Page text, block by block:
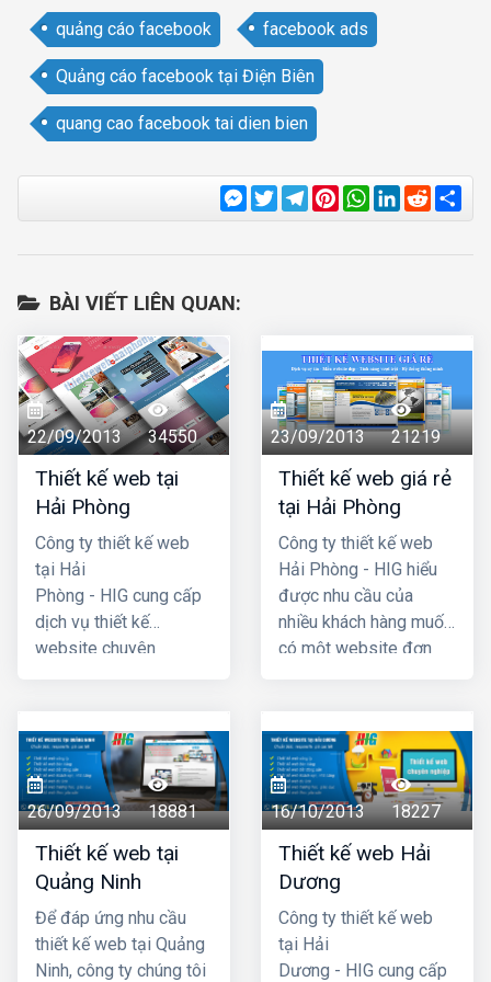
quảng cáo facebook facebook ads
Quảng cáo facebook tại Điện Biên
quang cao facebook tai dien bien
Messenger
TwitterTelegram
Pinterest
WhatsApp
LinkedIn
Reddit
BÀI VIẾT LIÊN QUAN:
22/09/2013 34550
Thiết kế web tại
Hải Phòng
Công ty thiết kế web
tại Hải
Phòng - HIG cung cấp
dịch vụ thiết kế
website chuyên
kế web hợp lý, giá cả
cạnh tranh nhất. Công
ty chúng tôi có đội ngũ
lập trình nhiều kinh
nhgiệm, đội ngũ tư vấn
am hiểu nhiệt tình với
khách hàng. Mã
nguồn website dùng
thiết kế được chúng tôi
tự phát triển có độ bảo
23/09/2013 21219
Thiết kế web giá rẻ
tại Hải Phòng
Công ty thiết kế web
Hải Phòng - HIG hiểu
được nhu cầu của
nhiều khách hàng muốn
có một website đơn
đưa ra chương trình
thiết kế website giá rẻ
tại hải phòng chỉ với
4 triệu -> 5 triệu đồng
(trọn gói đã bao gồm
tên miền .com +
hosting + chứng thực
tên miền SSL) là quý
khách đã có một
website hoàn chỉnh
26/09/2013 18881
Thiết kế web tại
Quảng Ninh
Để đáp ứng nhu cầu
thiết kế web tại Quảng
Ninh, công ty chúng tôi
16/10/2013 18227
Thiết kế web Hải
Dương
Công ty thiết kế web
tại Hải
Dương - HIG cung cấp